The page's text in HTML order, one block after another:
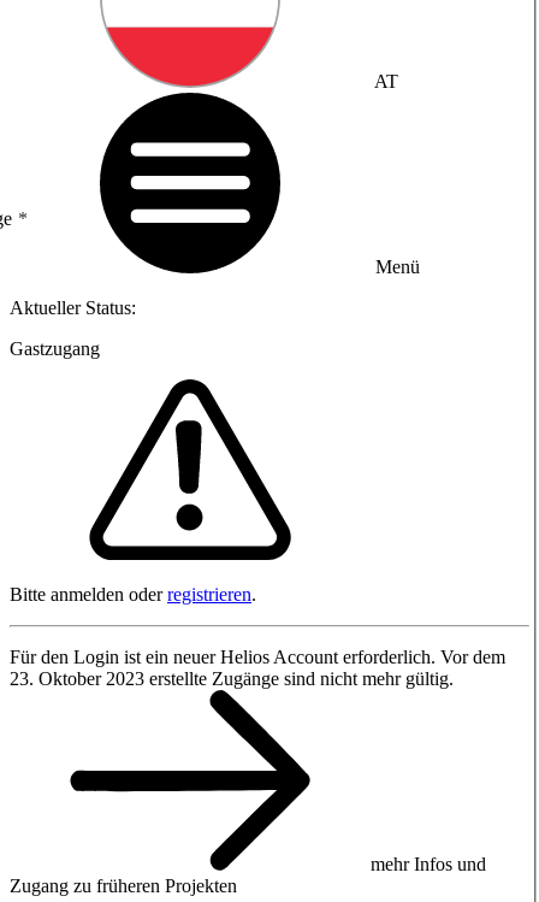
AT
Menü
Aktueller Status:
Gastzugang
Bitte anmelden oderregistrieren.
Für den Login ist ein neuer Helios Account erforderlich. Vor dem
23. Oktober 2023 erstellte Zugänge sind nicht mehr gültig.
mehr Infos und
Zugang zu früheren Projekten